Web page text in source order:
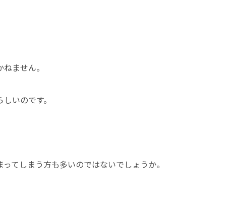
ません。
いのです。
てしまう方も多いのではないでしょうか。